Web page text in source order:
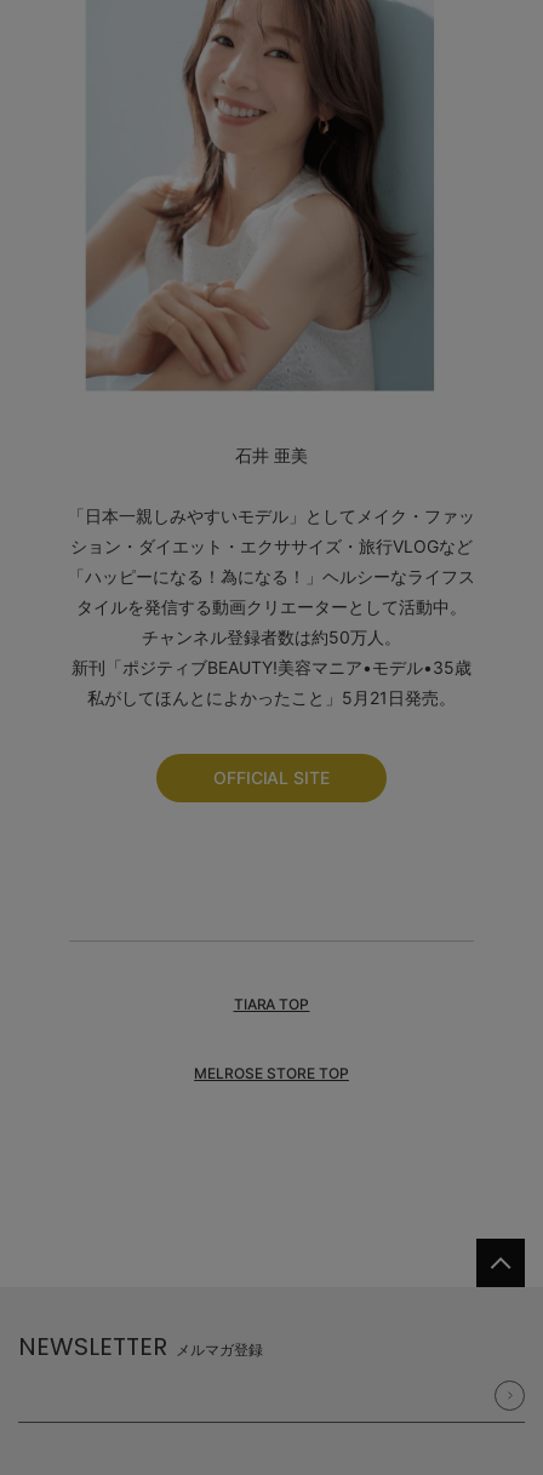
石井 亜美
「日本一親しみやすいモデル」としてメイク・ファッ
ション・ダイエット・エクササイズ・旅行VLOGなど
「ハッピーになる！為になる！」ヘルシーなライフス
タイルを発信する動画クリエーターとして活動中。
チャンネル登録者数は約50万人。
新刊「ポジティブBEAUTY!美容マニア•モデル•35歳
私がしてほんとによかったこと」5月21日発売。
OFFICIAL SITE
TIARA TOP
MELROSE STORE TOP
NEWSLETTER メルマガ登録